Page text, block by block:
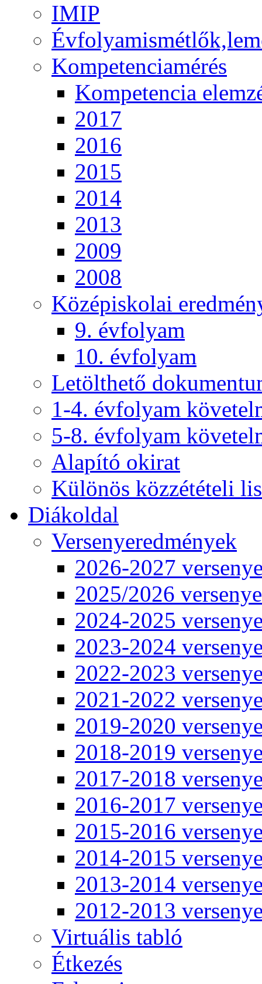
IMIP
Kompetenciamérés
Kompetencia
2017
2016
2015
2014
2013
2009
2008
Középiskolai
9. évfolyam
10. évfolyam
Letölthető
1-4. évfolyam
5-8. évfolyam
Alapító okirat
Különös közzétételi
Diákoldal
Versenyeredmények
2026-2027
2025/2026
2024-2025
2023-2024
2022-2023
2021-2022
2019-2020
2018-2019
2017-2018
2016-2017
2015-2016
2014-2015
2013-2014
2012-2013
Virtuális tabló
Étkezés